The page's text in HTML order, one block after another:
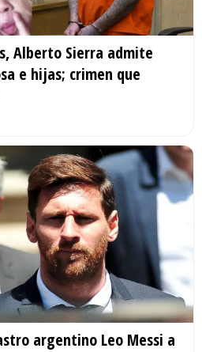
Alberto Sierra admite
e hijas; crimen que
argentino Leo Messi a